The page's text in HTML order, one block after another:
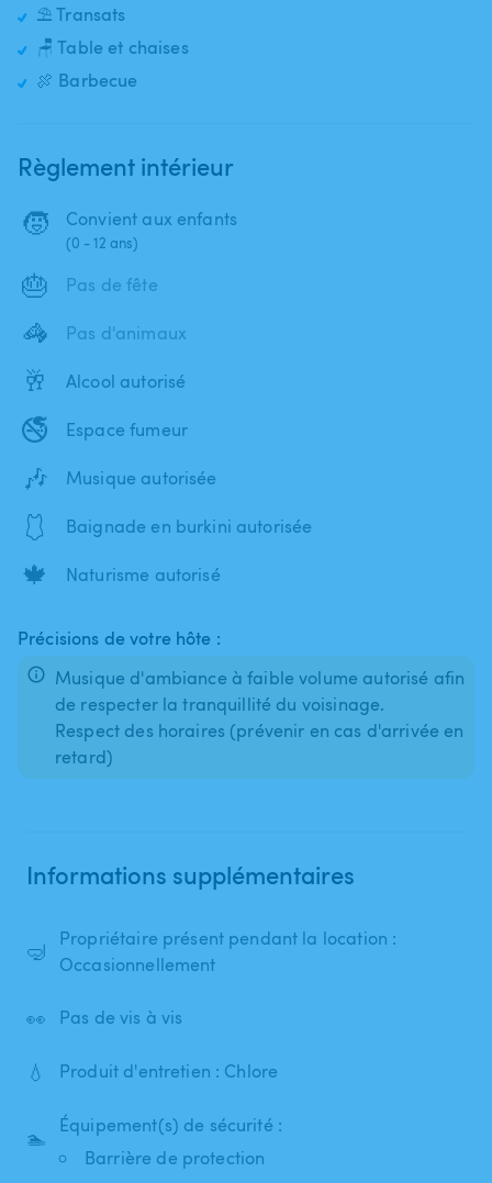
⛱️ Transats
🪑 Table et chaises
🍖 Barbecue
Règlement intérieur
🧒 Convient aux enfants
(0 - 12 ans)
🎂 Pas de fête
🦓 Pas d'animaux
🥂 Alcool autorisé
🚭 Espace fumeur
🎶 Musique autorisée
🩱 Baignade en burkini autorisée
🍁 Naturisme autorisé
Précisions de votre hôte :
Musique d'ambiance à faible volume autorisé afin
de respecter la tranquillité du voisinage.
Respect des horaires (prévenir en cas d'arrivée en
retard)
Informations supplémentaires
🤿
Propriétaire présent pendant la location :
Occasionnellement
👀 Pas de vis à vis
💧 Produit d'entretien : Chlore
🏊
Équipement(s) de sécurité :
Barrière de protection